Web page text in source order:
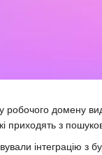
робочого домену
приходять з
інтеграцію з